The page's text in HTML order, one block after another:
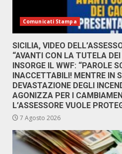
Comunicati Stampa
SICILIA, VIDEO
“AVANTI CON LA TUTELA
INSORGE IL WWF: “PAROLE
INACCETTABILI! MENTRE IN
DEVASTAZIONE DEGLI
AGONIZZA PER I
L’ASSESSORE VUOLE
7 Agosto 2026